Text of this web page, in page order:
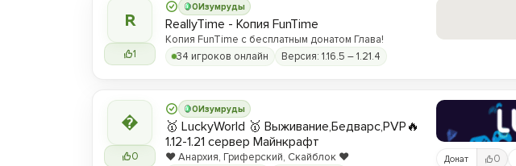
R
1
0Изумруды
ReallyTime - Копия FunTime
Копия FunTime с бесплатным донатом Глава!
34 игроков онлайн
Версия: 1.16.5 – 1.21.4

0
0Изумруды
🥇 LuckyWorld 🥇 Выживание,Бедварс,PVP🔥
1.12-1.21 сервер Майнкрафт
❤️ Анархия, Гриферский, Скайблок ❤️
Донат 0